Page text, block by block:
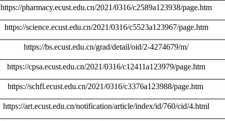
https://pharmacy.ecust.edu.cn/2021/0316/c2589a123938/page.htm
https://science.ecust.edu.cn/2021/0316/c5523a123967/page.htm
https://bs.ecust.edu.cn/grad/detail/oid/2-4274679/m/
https://cpsa.ecust.edu.cn/2021/0316/c12411a123979/page.htm
https://schfl.ecust.edu.cn/2021/0316/c3376a123988/page.htm
https://art.ecust.edu.cn/notification/article/index/id/760/cid/4.html